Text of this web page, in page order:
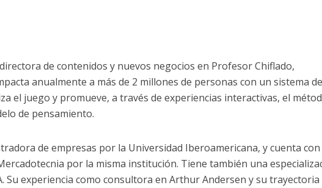
de contenidos y nuevos negocios en Profesor Chiflado,
anualmente a más de 2 millones de personas con un sistema
el juego y promueve, a través de experiencias interactivas, el
de pensamiento.
de empresas por la Universidad Iberoamericana, y cuenta
por la misma institución. Tiene también una
Su experiencia como consultora en Arthur Andersen y su trayectoria